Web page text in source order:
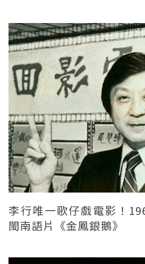
李行唯一歌仔戲電影！
閩南語片《金鳳銀鵝》